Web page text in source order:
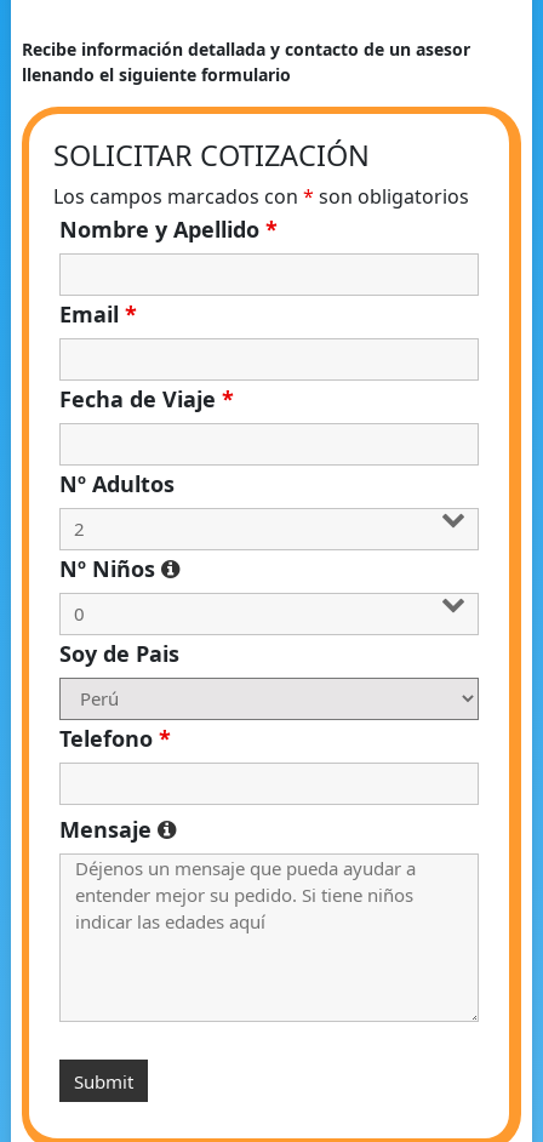
Recibe información detallada y contacto de un asesor
llenando el siguiente formulario
SOLICITAR COTIZACIÓN
Los campos marcados con * son obligatorios
Nombre y Apellido *
Email *
Fecha de Viaje *
Nº Adultos
Nº Niños
Soy de Pais
Telefono *
Mensaje